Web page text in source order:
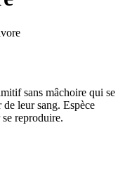
sans mâchoire qui se
leur sang. Espèce
reproduire.